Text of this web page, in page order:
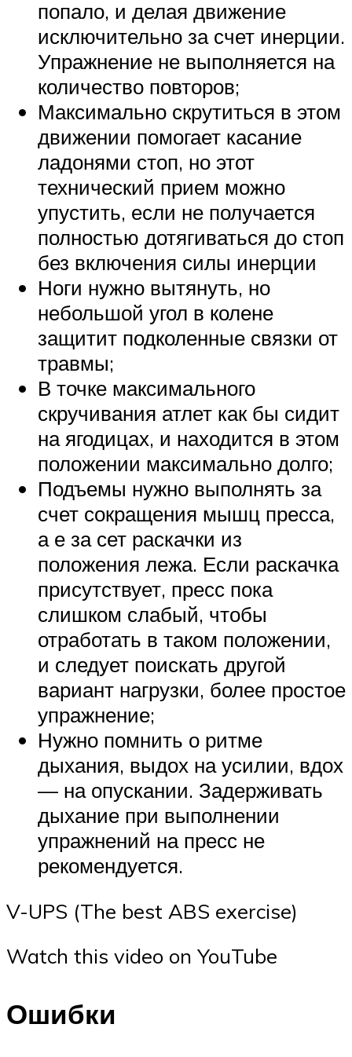
попало, и делая движение
исключительно за счет инерции.
Упражнение не выполняется на
количество повторов;
Максимально скрутиться в этом
движении помогает касание
ладонями стоп, но этот
технический прием можно
упустить, если не получается
полностью дотягиваться до стоп
без включения силы инерции
Ноги нужно вытянуть, но
небольшой угол в колене
защитит подколенные связки от
травмы;
В точке максимального
скручивания атлет как бы сидит
на ягодицах, и находится в этом
положении максимально долго;
Подъемы нужно выполнять за
счет сокращения мышц пресса,
а е за сет раскачки из
положения лежа. Если раскачка
присутствует, пресс пока
слишком слабый, чтобы
отработать в таком положении,
и следует поискать другой
вариант нагрузки, более простое
упражнение;
Нужно помнить о ритме
дыхания, выдох на усилии, вдох
— на опускании. Задерживать
дыхание при выполнении
упражнений на пресс не
рекомендуется.
V-UPS (The best ABS exercise)
Watch this video on YouTube
Ошибки